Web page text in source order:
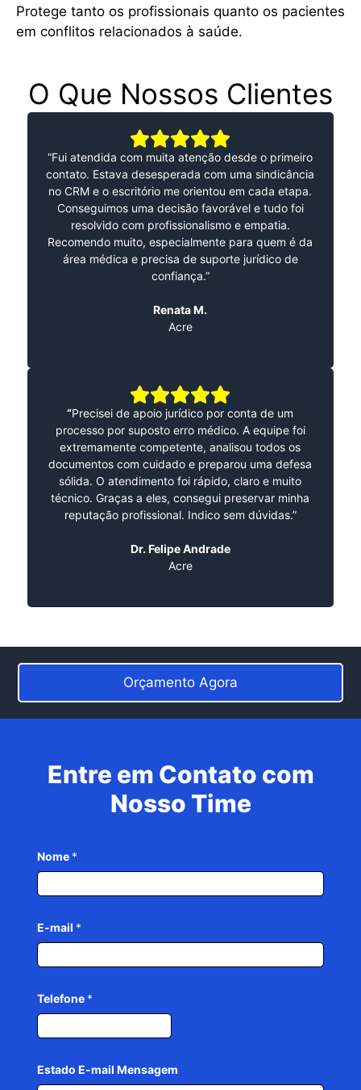
Protege tanto os profissionais quanto os pacientes
em conflitos relacionados à saúde.
O Que Nossos Clientes
Dizem
“Fui atendida com muita atenção desde o primeiro
contato. Estava desesperada com uma sindicância
no CRM e o escritório me orientou em cada etapa.
Conseguimos uma decisão favorável e tudo foi
resolvido com profissionalismo e empatia.
Recomendo muito, especialmente para quem é da
área médica e precisa de suporte jurídico de
confiança.”
Renata M.
Acre
“Precisei de apoio jurídico por conta de um
processo por suposto erro médico. A equipe foi
extremamente competente, analisou todos os
documentos com cuidado e preparou uma defesa
sólida. O atendimento foi rápido, claro e muito
técnico. Graças a eles, consegui preservar minha
reputação profissional. Indico sem dúvidas.”
Dr. Felipe Andrade
Acre
Orçamento Agora
Entre em Contato com
Nosso Time
Nome *
E-mail *
Telefone *
Estado E-mail Mensagem